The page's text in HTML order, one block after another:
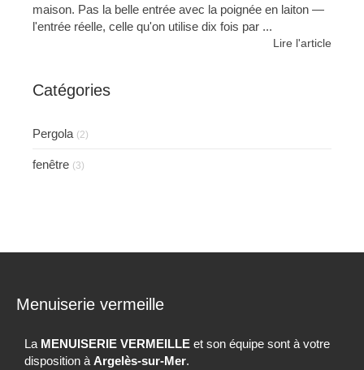
maison. Pas la belle entrée avec la poignée en laiton —
l'entrée réelle, celle qu'on utilise dix fois par ...
Lire l'article
Catégories
Pergola (2)
fenêtre (3)
Menuiserie vermeille
La MENUISERIE VERMEILLE et son équipe sont à votre
disposition à Argelès-sur-Mer.